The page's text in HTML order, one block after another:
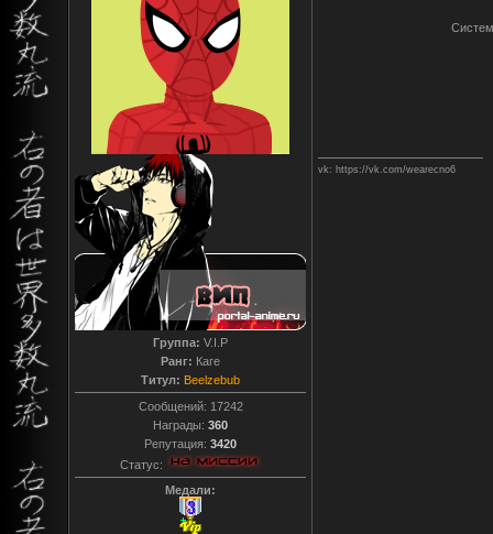
Группа: V.I.P
Ранг: Каге
Титул: Beelzebub
Сообщений: 17242
Награды: 360
Репутация: 3420
Статус:
Медали:
vk: https://vk.com/wearecno6